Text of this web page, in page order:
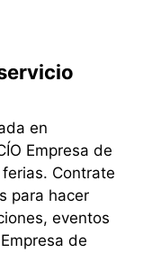
en
Empresa de
Contrate
para hacer
eventos
de